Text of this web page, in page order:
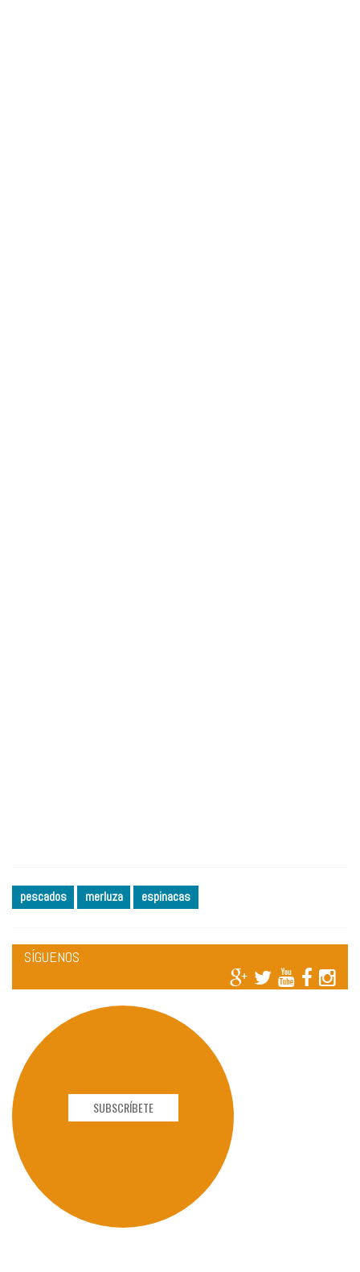
pescados merluza espinacas
SÍGUENOS
SUBSCRÍBETE